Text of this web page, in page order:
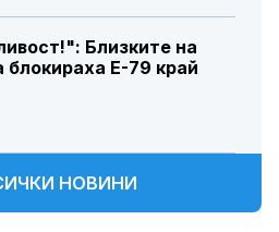
Близките на
блокираха Е-79 край
НОВИНИ